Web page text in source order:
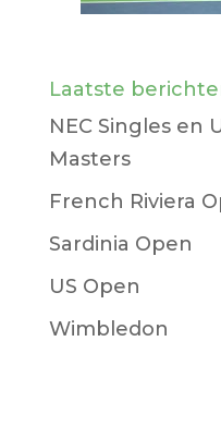
Laatste
NEC Singles en
Masters
French Riviera
Sardinia Open
US Open
Wimbledon